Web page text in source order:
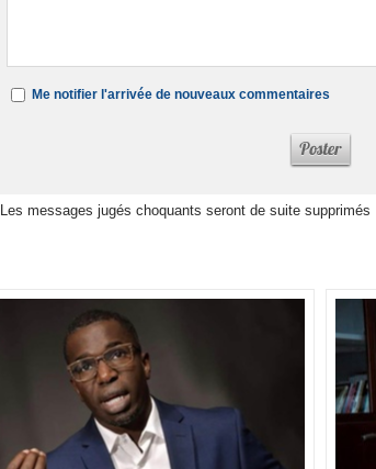
Me notifier l'arrivée de nouveaux commentaires
Les messages jugés choquants seront de suite supprimés